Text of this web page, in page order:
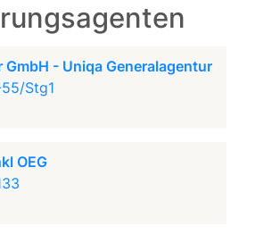
GmbH - Uniqa Generalagentur
Stg1
OEG